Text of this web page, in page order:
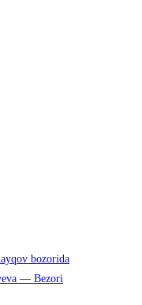
bozorida
— Bezori